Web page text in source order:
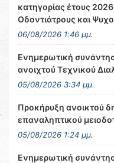
κατηγορίας έτους
Οδοντιάτρους και
06/08/2026 1:46 μμ.
Ενημερωτική
ανοιχτού Τεχνικού
05/08/2026 3:34 μμ.
Προκήρυξη ανοικτού
επαναληπτικού
05/08/2026 1:24 μμ.
Ενημερωτική